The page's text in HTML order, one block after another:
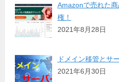
Amazonで売れた
権！
2021年8月28日
ドメイン移管とサ
2021年6月30日